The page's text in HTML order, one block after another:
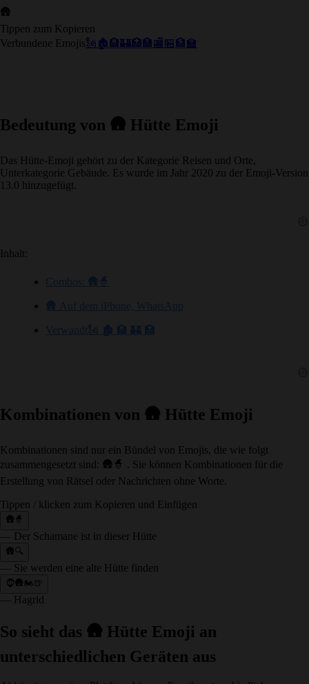
🛖
Tippen zum Kopieren
Verbundene Emojis🗽 🏚️🏨🏰🏥🏣🏬🏪🏦🏫
Bedeutung von 🛖 Hütte Emoji
Das Hütte-Emoji gehört zu der Kategorie Reisen und Orte,
Unterkategorie Gebäude. Es wurde im Jahr 2020 zu der Emoji-Version
13.0 hinzugefügt.
Inhalt:
Combos: 🛖🧙
🛖 Auf dem iPhone, WhatsApp
Verwandt🗽 🏚️ 🏨 🏰 🏥
Kombinationen von 🛖 Hütte Emoji
Kombinationen sind nur ein Bündel von Emojis, die wie folgt
zusammengesetzt sind: 🛖🧙 . Sie können Kombinationen für die
Erstellung von Rätsel oder Nachrichten ohne Worte.
Tippen / klicken zum Kopieren und Einfügen
🛖🧙
— Der Schamane ist in dieser Hütte
🛖🔍
— Sie werden eine alte Hütte finden
🧔🛖🏍🍺
— Hagrid
So sieht das 🛖 Hütte Emoji an
unterschiedlichen Geräten aus